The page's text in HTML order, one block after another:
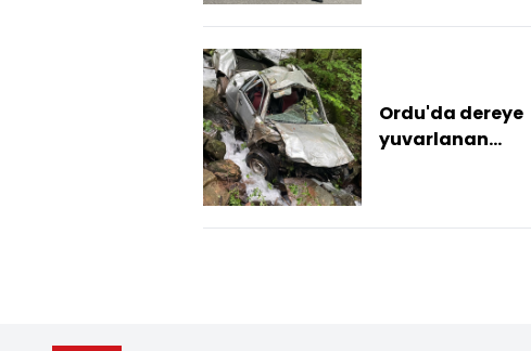
Ordu'da dereye
yuvarlanan